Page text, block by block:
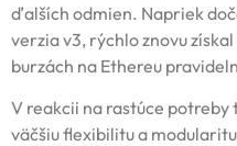
ďalších odmien. Napriek
verzia v3, rýchlo znovu
burzách na Ethereu
V reakcii na rastúce potreby
väčšiu flexibilitu a